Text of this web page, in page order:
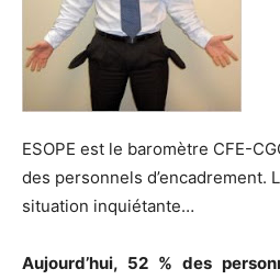
ESOPE est le baromètre CFE-
des personnels d’encadrement.
situation inquiétante…
Aujourd’hui, 52 % des